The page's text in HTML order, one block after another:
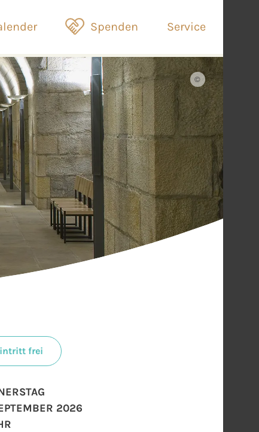
Spenden Service
©
frei
2026